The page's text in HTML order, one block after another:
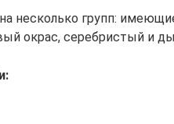
несколько групп:
окрас, серебристый и